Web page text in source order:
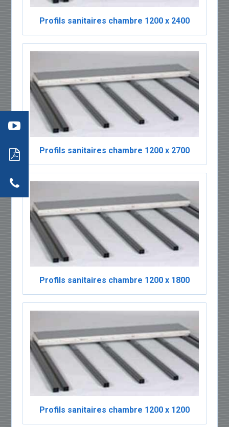
Profils sanitaires chambre 1200 x 2400
Profils sanitaires chambre 1200 x 2700
Profils sanitaires chambre 1200 x 1800
Profils sanitaires chambre 1200 x 1200
Open
PDF